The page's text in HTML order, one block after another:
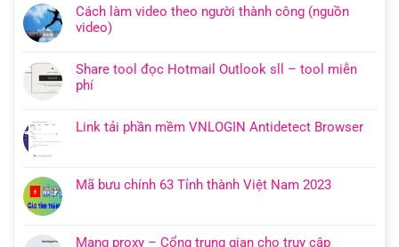
Cách làm video theo người thành công (nguồn
video)
Share tool đọc Hotmail Outlook sll – tool miễn
phí
Link tải phần mềm VNLOGIN Antidetect Browser
Mã bưu chính 63 Tỉnh thành Việt Nam 2023
Mạng proxy – Cổng trung gian cho truy cập